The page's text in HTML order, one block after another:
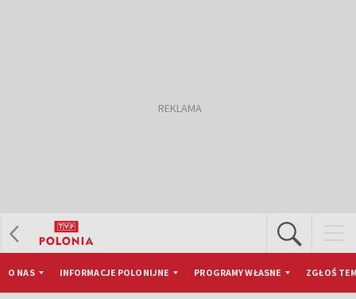
O NAS INFORMACJE POLONIJNE PROGRAMY WŁASNE ZGŁOŚ